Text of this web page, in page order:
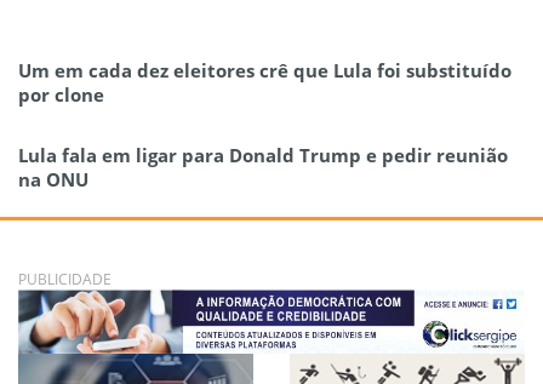
Um em cada dez eleitores crê que Lula foi substituído
por clone
Lula fala em ligar para Donald Trump e pedir reunião
na ONU
PUBLICIDADE